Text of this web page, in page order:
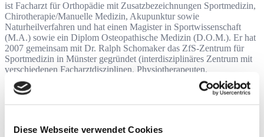
Diese Webseite verwendet Cookies
ist Facharzt für Orthopädie mit Zusatzbezeichnungen Sportmedizin,
Chirotherapie/Manuelle Medizin, Akupunktur sowie
Naturheilverfahren und hat einen Magister in Sportwissenschaft
(M.A.) sowie ein Diplom Osteopathische Medizin (D.O.M.). Er hat
2007 gemeinsam mit Dr. Ralph Schomaker das ZfS-Zentrum für
Sportmedizin in Münster gegründet (interdisziplinäres Zentrum mit
verschiedenen Facharztdisziplinen, Physiotherapeuten,
Sportwissenschaftlern und Ökotrophologen). Außerdem ist Dr.
Borgmann Verbandsarzt des Deutschen Leichtathletik Verbandes